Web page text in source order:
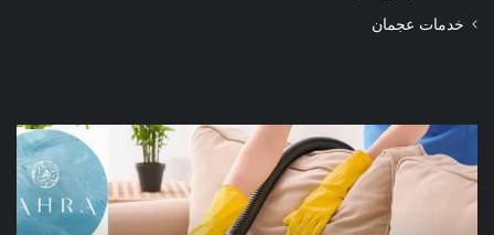
خدمات عجمان
شركة
تنظيف
كنب
دبي
|01016488259|